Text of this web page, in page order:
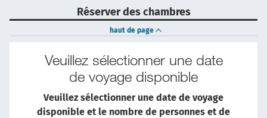
Réserver des chambres
haut de page
Veuillez sélectionner une date
de voyage disponible
Veuillez sélectionner une date de voyage
disponible et le nombre de personnes et de